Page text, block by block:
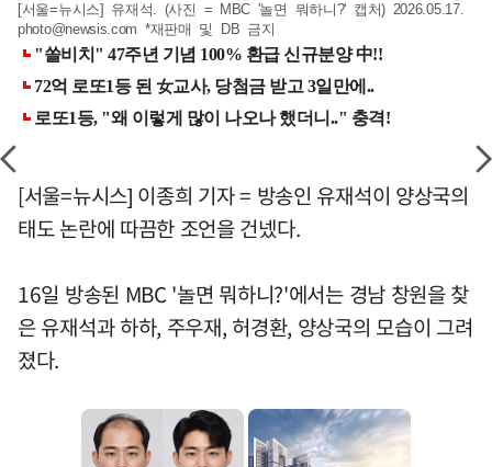
[서울=뉴시스] 유재석. (사진 = MBC '놀면 뭐하니?' 캡처) 2026.05.17.
photo@newsis.com *재판매 및 DB 금지
[서울=뉴시스] 이종희 기자 = 방송인 유재석이 양상국의
태도 논란에 따끔한 조언을 건넸다.
16일 방송된 MBC '놀면 뭐하니?'에서는 경남 창원을 찾
은 유재석과 하하, 주우재, 허경환, 양상국의 모습이 그려
졌다.